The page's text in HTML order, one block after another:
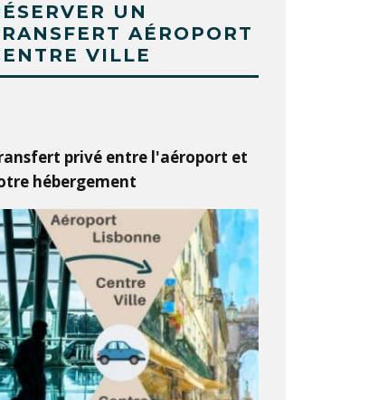
UN
AÉROPORT
VILLE
privé entre l'aéroport et
hébergement